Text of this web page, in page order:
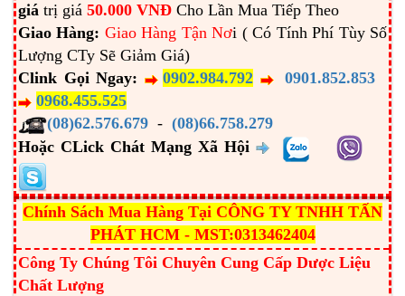
giá trị giá 50.000 VNĐ Cho Lần Mua Tiếp Theo
Giao Hàng: Giao Hàng Tận Nơi ( Có Tính Phí Tùy Số
Lượng CTy Sẽ Giảm Giá)
Clink Gọi Ngay:
0902.984.792
0901.852.853
0968.455.525
(08)62.576.679 - (08)66.758.279
Hoặc CLick Chát Mạng Xã Hội
Chính Sách Mua Hàng Tại CÔNG TY TNHH TẤN
PHÁT HCM - MST:0313462404
Công Ty Chúng Tôi Chuyên Cung Cấp Dược Liệu
Chất Lượng